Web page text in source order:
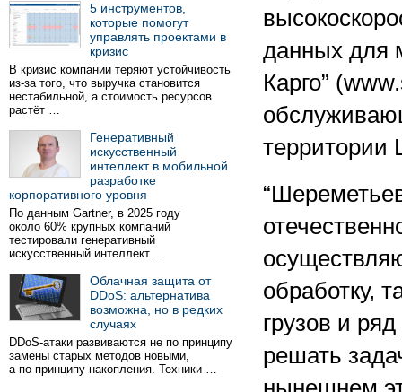
5 инструментов,
которые помогут
управлять проектами в
кризис
В кризис компании теряют устойчивость
из-за того, что выручка становится
нестабильной, а стоимость ресурсов
растёт …
Генеративный
искусственный
интеллект в мобильной
разработке
корпоративного уровня
По данным Gartner, в 2025 году
около 60% крупных компаний
тестировали генеративный
искусственный интеллект …
Облачная защита от
DDoS: альтернатива
возможна, но в редких
случаях
DDoS-атаки развиваются не по принципу
замены старых методов новыми,
а по принципу накопления. Техники …
данных для
Карго”
территории
обработку,
грузов и
решать